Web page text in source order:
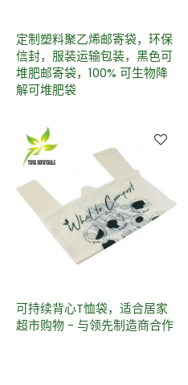
定制塑料聚乙烯邮寄袋，环保
信封，服装运输包装，黑色可
堆肥邮寄袋，100% 可生物降
解可堆肥袋
可持续背心T恤袋，适合居家
超市购物 - 与领先制造商合作